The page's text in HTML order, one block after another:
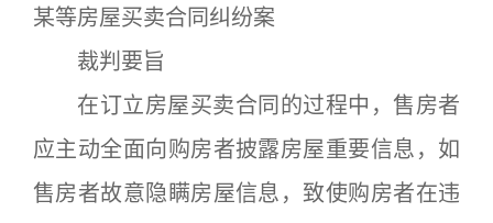
某等房屋买卖合同纠纷案
裁判要旨
在订立房屋买卖合同的过程中，售房者
应主动全面向购房者披露房屋重要信息，如
售房者故意隐瞒房屋信息，致使购房者在违